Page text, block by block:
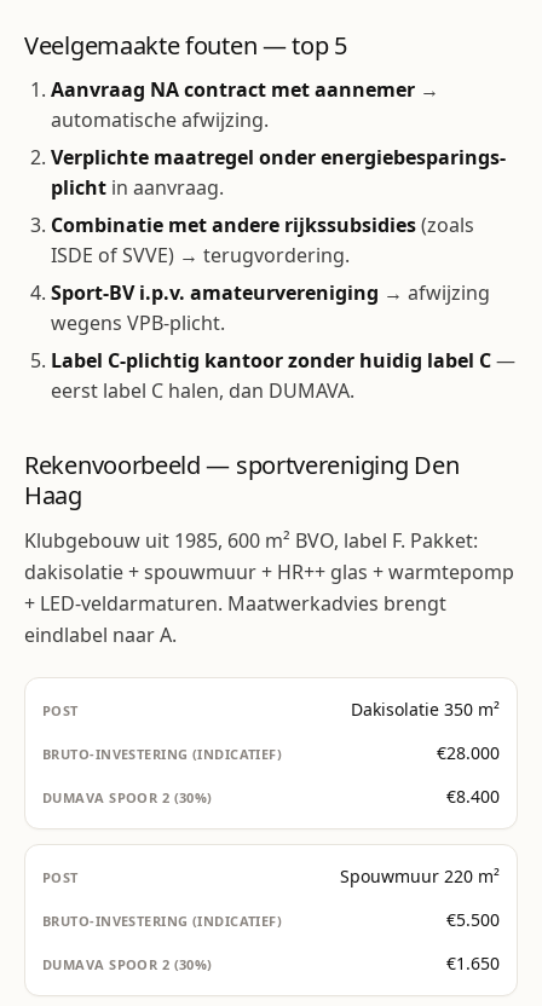
Veelgemaakte fouten — top 5
Aanvraag NA contract met aannemer →
automatische afwijzing.
Verplichte maatregel onder energie­besparings­
plicht in aanvraag.
Combinatie met andere rijkssubsidies(zoals
ISDE of SVVE) → terugvordering.
Sport-BV i.p.v. amateurvereniging → afwijzing
wegens VPB-plicht.
Label C-plichtig kantoor zonder huidig label C—
eerst label C halen, dan DUMAVA.
Rekenvoorbeeld — sportvereniging Den
Haag
Klubgebouw uit 1985, 600 m² BVO, label F. Pakket:
dakisolatie + spouwmuur + HR++ glas + warmtepomp
+ LED-veld­armaturen. Maatwerkadvies brengt
eindlabel naar A.
Dakisolatie 350 m²
€28.000
€8.400
Spouwmuur 220 m²
€5.500
€1.650